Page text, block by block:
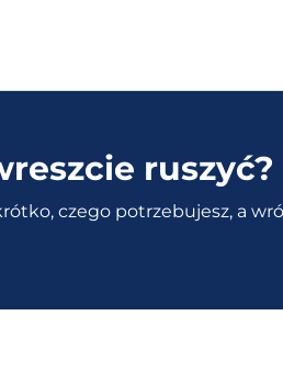
ruszyć?
czego potrzebujesz, a